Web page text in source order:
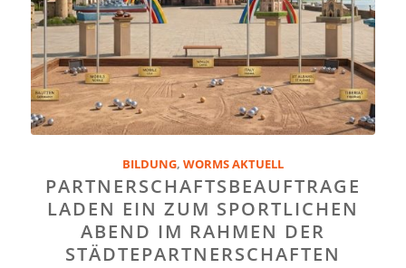
BILDUNG, WORMS AKTUELL
PARTNERSCHAFTSBEAUFTRAGE
LADEN EIN ZUM SPORTLICHEN
ABEND IM RAHMEN DER
STÄDTEPARTNERSCHAFTEN